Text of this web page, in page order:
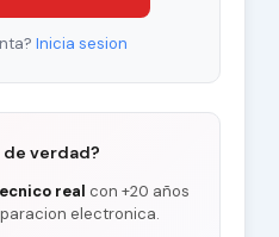
Inicia sesion
verdad?
real con +20 años
electronica.